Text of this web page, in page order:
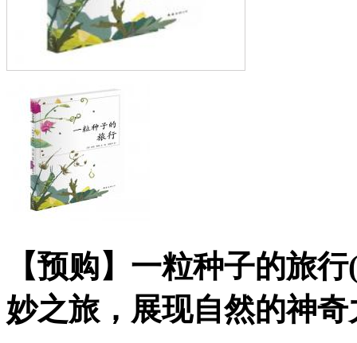
【预购】一粒种子的旅
妙之旅，展现自然的神